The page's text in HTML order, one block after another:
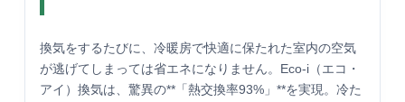
換気をするたびに、冷暖房で快適に保たれた室内の空気
が逃げてしまっては省エネになりません。Eco-i（エコ・
アイ）換気は、驚異の**「熱交換率93%」**を実現。冷た